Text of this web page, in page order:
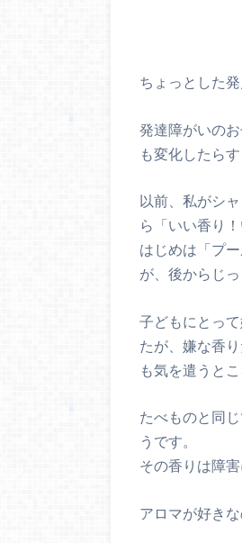
ちょっとした
発達障がいの
も変化したら
以前、私がシ
ら「いい香り
はじめは「プ
が、後からじ
子どもにとっ
たが、嫌な香
も気を遣うと
たべものと同
うです。
その香りは障
アロマが好き